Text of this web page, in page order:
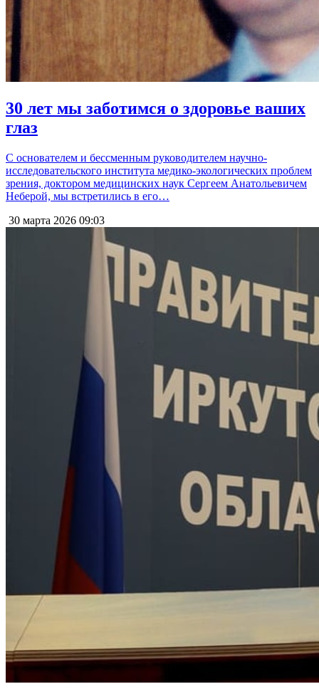
30 лет мы заботимся о здоровье ваших
глаз
С основателем и бессменным руководителем научно-
исследовательского института медико-экологических проблем
зрения, доктором медицинских наук Сергеем Анатольевичем
Неберой, мы встретились в его…
30 марта 2026 09:03